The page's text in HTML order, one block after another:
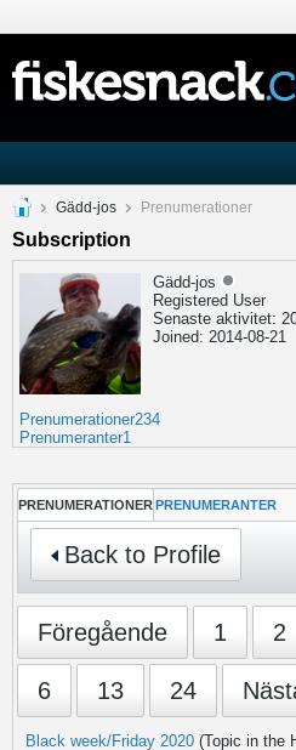
Gädd-jos Prenumerationer
Subscription
Gädd-jos
Registered User
Senaste aktivitet:
Joined: 2014-08-21
Prenumerationer234
Prenumeranter1
PRENUMERATIONER PRENUMERANTER
Back to Profile
Föregående 1 2
6 13 24
Black week/Friday 2020 (Topic in the